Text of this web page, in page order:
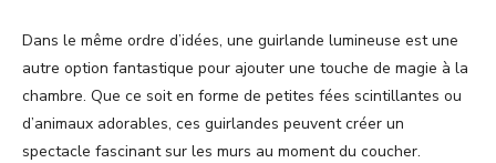
Dans le même ordre d’idées, une guirlande lumineuse est une
autre option fantastique pour ajouter une touche de magie à la
chambre. Que ce soit en forme de petites fées scintillantes ou
d’animaux adorables, ces guirlandes peuvent créer un
spectacle fascinant sur les murs au moment du coucher.